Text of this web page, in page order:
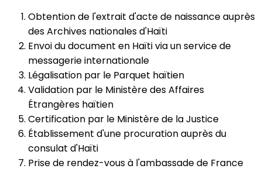
Obtention de l'extrait d'acte de naissance auprès
des Archives nationales d'Haïti
Envoi du document en Haïti via un service de
messagerie internationale
Légalisation par le Parquet haïtien
Validation par le Ministère des Affaires
Étrangères haïtien
Certification par le Ministère de la Justice
Établissement d'une procuration auprès du
consulat d'Haïti
Prise de rendez-vous à l'ambassade de France